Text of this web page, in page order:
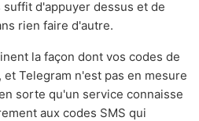
d'appuyer dessus et de
rien faire d'autre.
la façon dont vos codes de
Telegram n'est pas en mesure
sorte qu'un service connaisse
aux codes SMS qui